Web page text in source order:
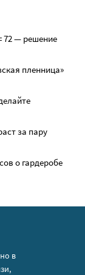
72 — решение
пленница»
за пару
о гардеробе
в